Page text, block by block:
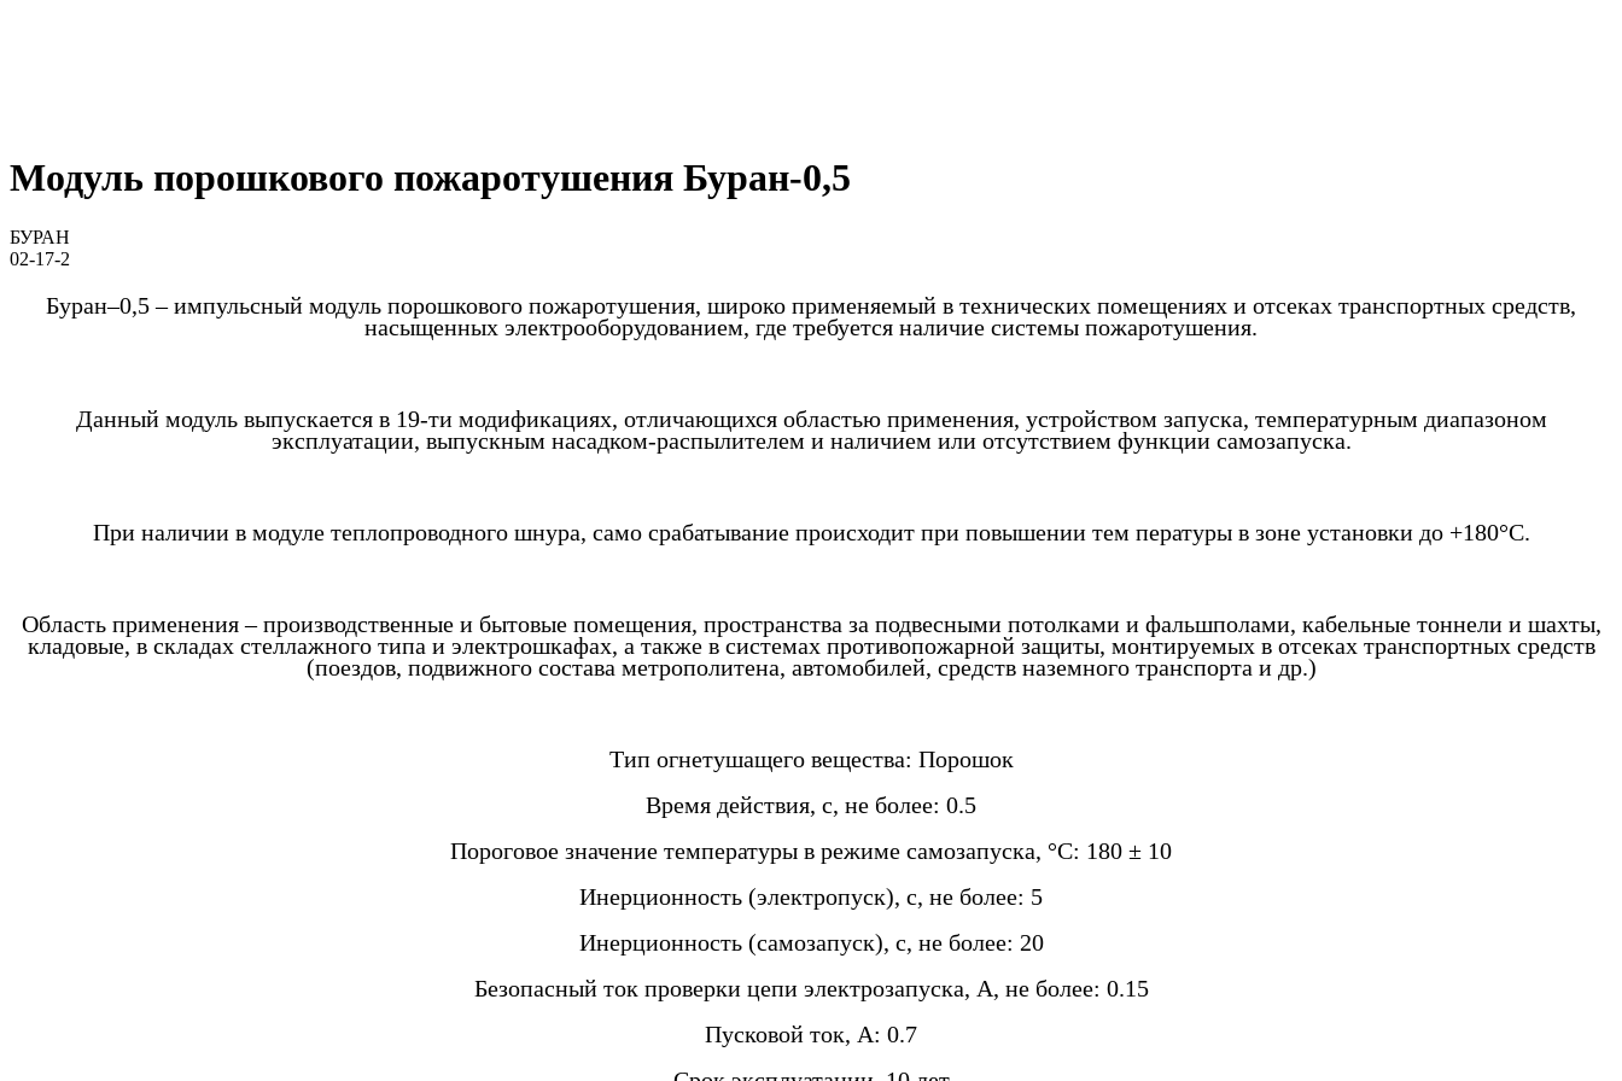
Модуль порошкового пожаротушения Буран-0,5
БУРАН
02-17-2
Буран–0,5 – импульсный модуль порошкового пожаротушения, широко применяемый в технических помещениях и отсеках транспортных средств,
насыщенных электрооборудованием, где требуется наличие системы пожаротушения.
Данный модуль выпускается в 19-ти модификациях, отличающихся областью применения, устройством запуска, температурным диапазоном
эксплуатации, выпускным насадком-распылителем и наличием или отсутствием функции самозапуска.
При наличии в модуле теплопроводного шнура, само срабатывание происходит при повышении тем пературы в зоне установки до +180°С.
Область применения – производственные и бытовые помещения, пространства за подвесными потолками и фальшполами, кабельные тоннели и шахты,
кладовые, в складах стеллажного типа и электрошкафах, а также в системах противопожарной защиты, монтируемых в отсеках транспортных средств
(поездов, подвижного состава метрополитена, автомобилей, средств наземного транспорта и др.)
Тип огнетушащего вещества: Порошок
Время действия, с, не более: 0.5
Пороговое значение температуры в режиме самозапуска, °C: 180 ± 10
Инерционность (электропуск), с, не более: 5
Инерционность (самозапуск), с, не более: 20
Безопасный ток проверки цепи электрозапуска, А, не более: 0.15
Пусковой ток, А: 0.7